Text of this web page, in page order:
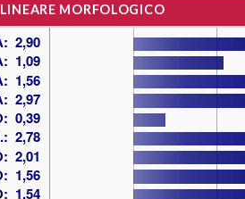
LINEARE MORFOLOGICO